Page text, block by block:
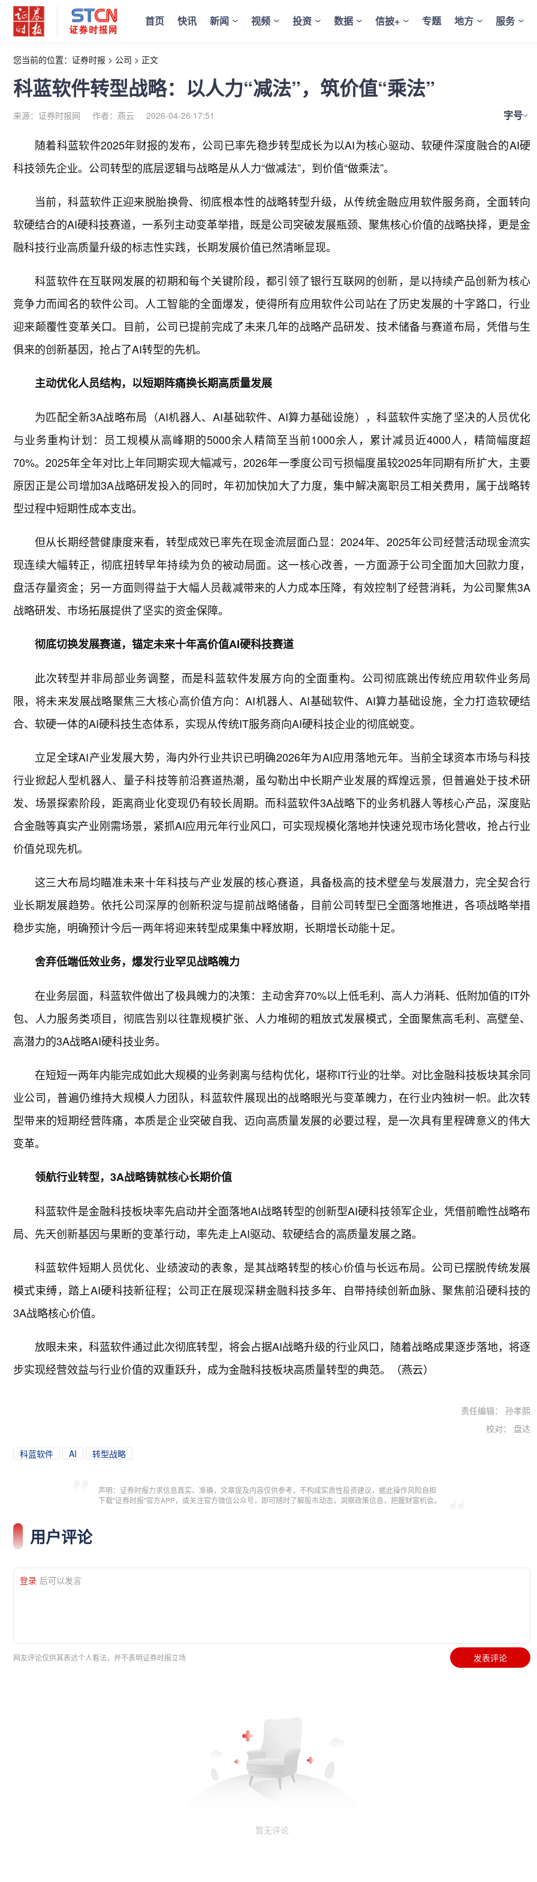
首页 快讯 新闻 视频 投资 数据 信披+ 专题 地方 服务
您当前的位置： 证券时报 > 公司 > 正文
科蓝软件转型战略：以人力“减法”，筑价值“乘法”
来源：证券时报网 作者：燕云 2026-04-26 17:51 字号
随着科蓝软件2025年财报的发布，公司已率先稳步转型成长为以AI为核心驱动、软硬件深度融合的AI硬
科技领先企业。公司转型的底层逻辑与战略是从人力“做减法”，到价值“做乘法”。
当前，科蓝软件正迎来脱胎换骨、彻底根本性的战略转型升级，从传统金融应用软件服务商，全面转向
软硬结合的AI硬科技赛道，一系列主动变革举措，既是公司突破发展瓶颈、聚焦核心价值的战略抉择，更是金
融科技行业高质量升级的标志性实践，长期发展价值已然清晰显现。
科蓝软件在互联网发展的初期和每个关键阶段，都引领了银行互联网的创新，是以持续产品创新为核心
竞争力而闻名的软件公司。人工智能的全面爆发，使得所有应用软件公司站在了历史发展的十字路口，行业
迎来颠覆性变革关口。目前，公司已提前完成了未来几年的战略产品研发、技术储备与赛道布局，凭借与生
俱来的创新基因，抢占了AI转型的先机。
主动优化人员结构，以短期阵痛换长期高质量发展
为匹配全新3A战略布局（AI机器人、AI基础软件、AI算力基础设施），科蓝软件实施了坚决的人员优化
与业务重构计划：员工规模从高峰期的5000余人精简至当前1000余人，累计减员近4000人，精简幅度超
70%。2025年全年对比上年同期实现大幅减亏，2026年一季度公司亏损幅度虽较2025年同期有所扩大，主要
原因正是公司增加3A战略研发投入的同时，年初加快加大了力度，集中解决离职员工相关费用，属于战略转
型过程中短期性成本支出。
但从长期经营健康度来看，转型成效已率先在现金流层面凸显：2024年、2025年公司经营活动现金流实
现连续大幅转正，彻底扭转早年持续为负的被动局面。这一核心改善，一方面源于公司全面加大回款力度，
盘活存量资金；另一方面则得益于大幅人员裁减带来的人力成本压降，有效控制了经营消耗，为公司聚焦3A
战略研发、市场拓展提供了坚实的资金保障。
彻底切换发展赛道，锚定未来十年高价值AI硬科技赛道
此次转型并非局部业务调整，而是科蓝软件发展方向的全面重构。公司彻底跳出传统应用软件业务局
限，将未来发展战略聚焦三大核心高价值方向：AI机器人、AI基础软件、AI算力基础设施，全力打造软硬结
合、软硬一体的AI硬科技生态体系，实现从传统IT服务商向AI硬科技企业的彻底蜕变。
立足全球AI产业发展大势，海内外行业共识已明确2026年为AI应用落地元年。当前全球资本市场与科技
行业掀起人型机器人、量子科技等前沿赛道热潮，虽勾勒出中长期产业发展的辉煌远景，但普遍处于技术研
发、场景探索阶段，距离商业化变现仍有较长周期。而科蓝软件3A战略下的业务机器人等核心产品，深度贴
合金融等真实产业刚需场景，紧抓AI应用元年行业风口，可实现规模化落地并快速兑现市场化营收，抢占行业
价值兑现先机。
这三大布局均瞄准未来十年科技与产业发展的核心赛道，具备极高的技术壁垒与发展潜力，完全契合行
业长期发展趋势。依托公司深厚的创新积淀与提前战略储备，目前公司转型已全面落地推进，各项战略举措
稳步实施，明确预计今后一两年将迎来转型成果集中释放期，长期增长动能十足。
舍弃低端低效业务，爆发行业罕见战略魄力
在业务层面，科蓝软件做出了极具魄力的决策：主动舍弃70%以上低毛利、高人力消耗、低附加值的IT外
包、人力服务类项目，彻底告别以往靠规模扩张、人力堆砌的粗放式发展模式，全面聚焦高毛利、高壁垒、
高潜力的3A战略AI硬科技业务。
在短短一两年内能完成如此大规模的业务剥离与结构优化，堪称IT行业的壮举。对比金融科技板块其余同
业公司，普遍仍维持大规模人力团队，科蓝软件展现出的战略眼光与变革魄力，在行业内独树一帜。此次转
型带来的短期经营阵痛，本质是企业突破自我、迈向高质量发展的必要过程，是一次具有里程碑意义的伟大
变革。
领航行业转型，3A战略铸就核心长期价值
科蓝软件是金融科技板块率先启动并全面落地AI战略转型的创新型AI硬科技领军企业，凭借前瞻性战略布
局、先天创新基因与果断的变革行动，率先走上AI驱动、软硬结合的高质量发展之路。
科蓝软件短期人员优化、业绩波动的表象，是其战略转型的核心价值与长远布局。公司已摆脱传统发展
模式束缚，踏上AI硬科技新征程；公司正在展现深耕金融科技多年、自带持续创新血脉、聚焦前沿硬科技的
3A战略核心价值。
放眼未来，科蓝软件通过此次彻底转型，将会占据AI战略升级的行业风口，随着战略成果逐步落地，将逐
步实现经营效益与行业价值的双重跃升，成为金融科技板块高质量转型的典范。（燕云）
责任编辑： 孙孝熙
校对： 盘达
科蓝软件 AI 转型战略
声明：证券时报力求信息真实、准确，文章提及内容仅供参考，不构成实质性投资建议，据此操作风险自担
下载"证券时报"官方APP，或关注官方微信公众号，即可随时了解股市动态，洞察政策信息，把握财富机会。
用户评论
登录 后可以发言
网友评论仅供其表达个人看法，并不表明证券时报立场 发表评论
暂无评论